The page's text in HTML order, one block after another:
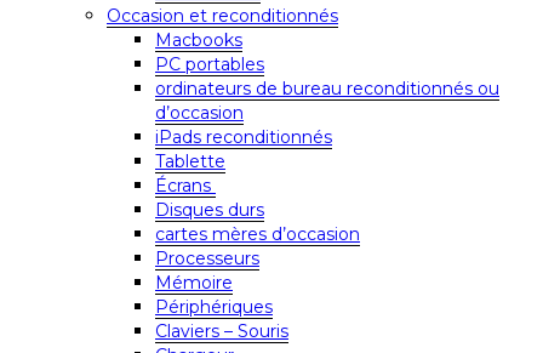
Occasion et reconditionnés
Macbooks
PC portables
ordinateurs de bureau reconditionnés ou
d’occasion
iPads reconditionnés
Tablette
Écrans
Disques durs
cartes mères d’occasion
Processeurs
Mémoire
Périphériques
Claviers – Souris